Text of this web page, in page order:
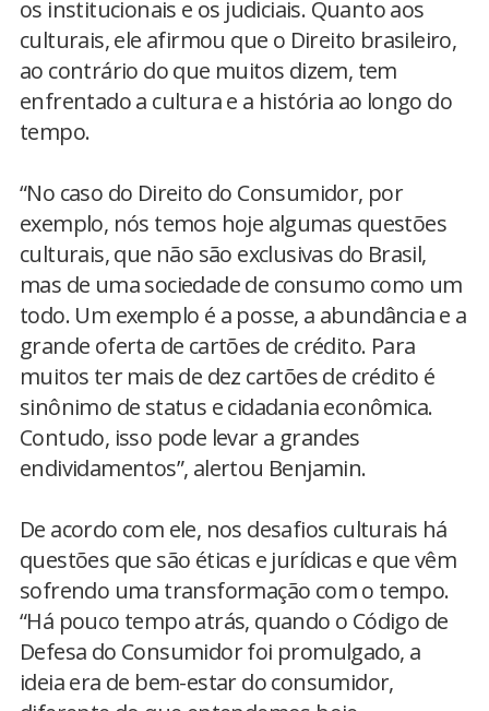
os institucionais e os judiciais. Quanto aos
culturais, ele afirmou que o Direito brasileiro,
ao contrário do que muitos dizem, tem
enfrentado a cultura e a história ao longo do
tempo.
“No caso do Direito do Consumidor, por
exemplo, nós temos hoje algumas questões
culturais, que não são exclusivas do Brasil,
mas de uma sociedade de consumo como um
todo. Um exemplo é a posse, a abundância e a
grande oferta de cartões de crédito. Para
muitos ter mais de dez cartões de crédito é
sinônimo de status e cidadania econômica.
Contudo, isso pode levar a grandes
endividamentos”, alertou Benjamin.
De acordo com ele, nos desafios culturais há
questões que são éticas e jurídicas e que vêm
sofrendo uma transformação com o tempo.
“Há pouco tempo atrás, quando o Código de
Defesa do Consumidor foi promulgado, a
ideia era de bem-estar do consumidor,